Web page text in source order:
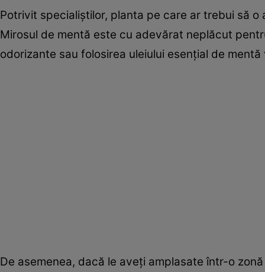
Potrivit specialiștilor, planta pe care ar trebui să
Mirosul de mentă este cu adevărat neplăcut
odorizante sau folosirea uleiului esențial de
De asemenea, dacă le aveți amplasate într-o